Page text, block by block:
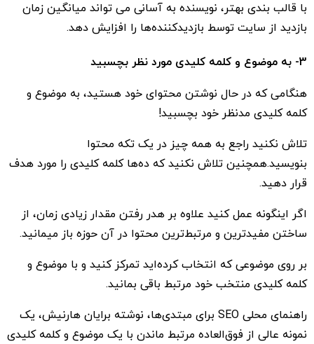
با قالب بندی بهتر، نویسنده به آسانی می تواند میانگین زمان
بازدید از سایت توسط بازدیدکننده‌ها را افزایش دهد.
3- به موضوع و کلمه کلیدی مورد نظر بچسبید
هنگامی که در حال نوشتن محتوای خود هستید، به موضوع و
کلمه کلیدی مدنظر خود بچسبید!
تلاش نکنید راجع به همه چیز در یک تکه محتوا
بنویسید.همچنین تلاش نکنید که ده‌ها کلمه کلیدی را مورد هدف
قرار دهید.
اگر اینگونه عمل کنید علاوه بر هدر رفتن مقدار زیادی زمان، از
ساختن مفیدترین و مرتبط‌ترین محتوا در آن حوزه باز میمانید.
بر روی موضوعی که انتخاب کرده‌اید تمرکز کنید و با موضوع و
کلمه کلیدی منتخب خود مرتبط باقی بمانید.
راهنمای محلی SEO برای مبتدی‌ها، نوشته برایان هارنیش، یک
نمونه عالی از فوق‌العاده مرتبط ماندن با یک موضوع و کلمه کلیدی